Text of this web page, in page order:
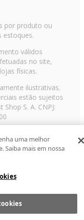
por produto ou
estoques.
válidos
no site,
físicas.
ilustrativas.
estão sujeitos
S. A. CNPJ:
11 3003-3728 ©
reservadosRF
uma melhor
Saiba mais em nossa